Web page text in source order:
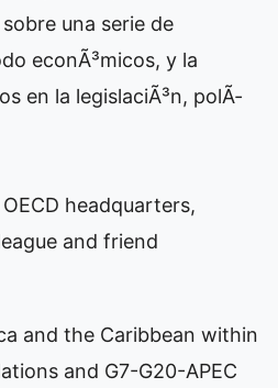
una serie de
econÃ³micos, y la
en la legislaciÃ³n, polÃ­
headquarters,
and friend
and the Caribbean within
and G7-G20-APEC